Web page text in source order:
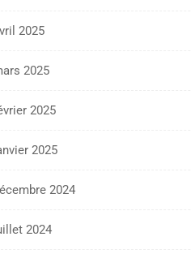
2025
2025
2025
2025
2024
2024